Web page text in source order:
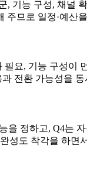
기능 구성, 채널
주므로 일정·예산
요, 기능 구성이
전환 가능성을
을 정하고, Q4는
도 착각을 하면